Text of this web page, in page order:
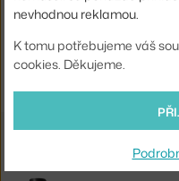
EAN
5710441310174
Ste zo Slovenska? Prejdite na
Shopping from the EU?
Související produkty
nevhodnou reklamou.
K tomu potřebujeme váš
cookies. Děkujeme.